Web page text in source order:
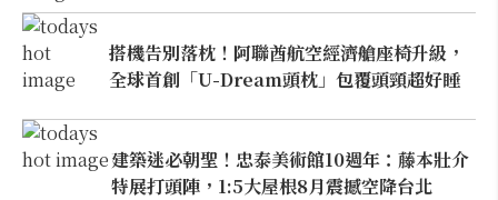
搭機告別落枕！阿聯酋航空經濟艙座椅升級，
全球首創「U-Dream頭枕」包覆頭頸超好睡
建築迷必朝聖！忠泰美術館10週年：藤本壯介
特展打頭陣，1:5大屋根8月震撼空降台北